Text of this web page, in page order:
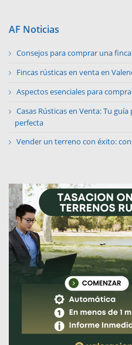
AF Noticias
Consejos para comprar una
Fincas rústicas en venta en
Aspectos esenciales para
Casas Rústicas en Venta: Tu
perfecta
Vender un terreno con éxito: